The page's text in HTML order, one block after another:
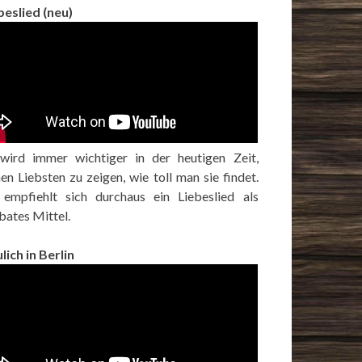
(neu)
immer wichtiger in der heutigen Zeit,
Liebsten zu zeigen, wie toll man sie findet.
sich durchaus ein Liebeslied als
Mittel.
in Berlin